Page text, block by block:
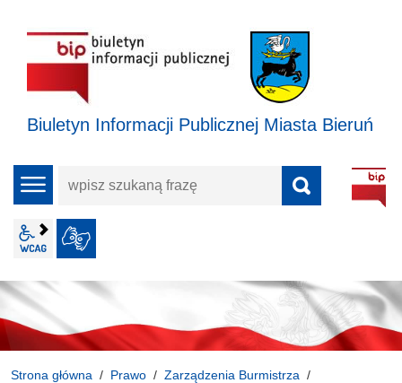
Biuletyn Informacji Publicznej Miasta Bieruń
menu
wpisz
frazę
wcag2.1
Strona główna Prawo
Zarządzenia Burmistrza